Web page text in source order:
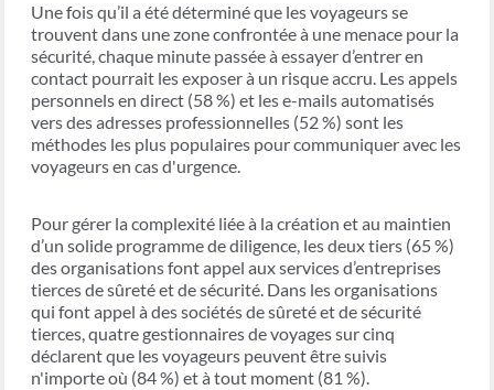
Une fois qu’il a été déterminé que les voyageurs se
trouvent dans une zone confrontée à une menace pour la
sécurité, chaque minute passée à essayer d’entrer en
contact pourrait les exposer à un risque accru. Les appels
personnels en direct (58 %) et les e-mails automatisés
vers des adresses professionnelles (52 %) sont les
méthodes les plus populaires pour communiquer avec les
voyageurs en cas d'urgence.
Pour gérer la complexité liée à la création et au maintien
d’un solide programme de diligence, les deux tiers (65 %)
des organisations font appel aux services d’entreprises
tierces de sûreté et de sécurité. Dans les organisations
qui font appel à des sociétés de sûreté et de sécurité
tierces, quatre gestionnaires de voyages sur cinq
déclarent que les voyageurs peuvent être suivis
n'importe où (84 %) et à tout moment (81 %).